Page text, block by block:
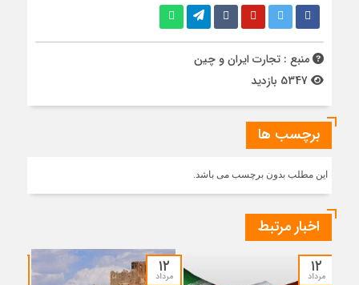
منبع : تجارت ایران و چین
برچسب ها
این مطلب بدون برچسب می باشد.
اخبار مرتبط
۱۲
مرداد ۱۲
مرداد